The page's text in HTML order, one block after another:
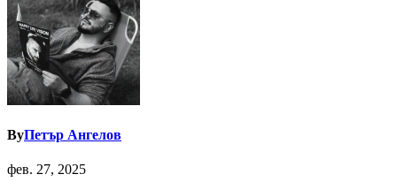
ByПетър Ангелов
фев. 27, 2025